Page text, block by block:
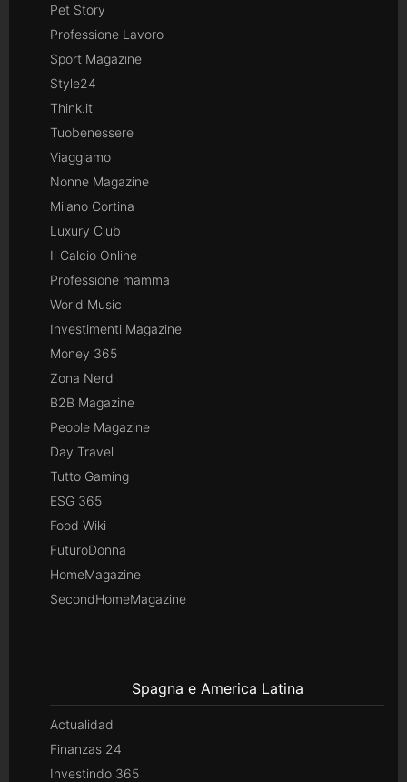
Pet Story
Professione Lavoro
Sport Magazine
Style24
Think.it
Tuobenessere
Viaggiamo
Nonne Magazine
Milano Cortina
Luxury Club
Il Calcio Online
Professione mamma
World Music
Investimenti Magazine
Money 365
Zona Nerd
B2B Magazine
People Magazine
Day Travel
Tutto Gaming
ESG 365
Food Wiki
FuturoDonna
HomeMagazine
SecondHomeMagazine
Spagna e America Latina
Actualidad
Finanzas 24
Investindo 365